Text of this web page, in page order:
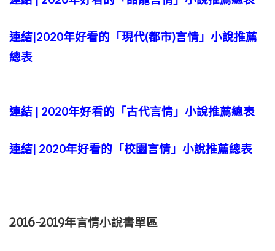
連結|2020年好看的「現代(都市)言情」小說推薦
總表
連結 | 2020年好看的「古代言情」小說推薦總表
連結| 2020年好看的「校園言情」小說推薦總表
2016-2019年言情小說書單區